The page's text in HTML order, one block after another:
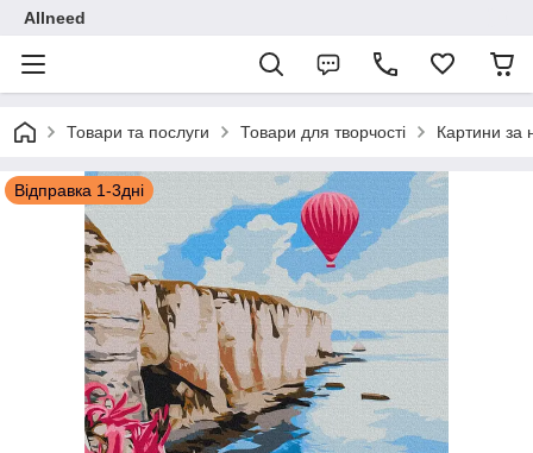
Allneed
Товари та послуги Товари для творчості Картини за
Відправка 1-3дні